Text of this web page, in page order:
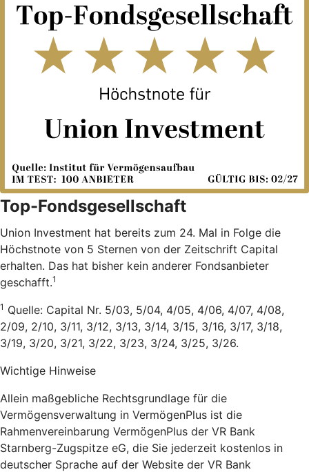
Top-Fondsgesellschaft
Union Investment hat bereits zum 24. Mal in Folge die
Höchstnote von 5 Sternen von der Zeitschrift Capital
erhalten. Das hat bisher kein anderer Fondsanbieter
geschafft.1
1 Quelle: Capital Nr. 5/03, 5/04, 4/05, 4/06, 4/07, 4/08,
2/09, 2/10, 3/11, 3/12, 3/13, 3/14, 3/15, 3/16, 3/17, 3/18,
3/19, 3/20, 3/21, 3/22, 3/23, 3/24, 3/25, 3/26.
Wichtige Hinweise
Allein maßgebliche Rechtsgrundlage für die
Vermögensverwaltung in VermögenPlus ist die
Rahmenvereinbarung VermögenPlus der VR Bank
Starnberg-Zugspitze eG, die Sie jederzeit kostenlos in
deutscher Sprache auf der Website der VR Bank